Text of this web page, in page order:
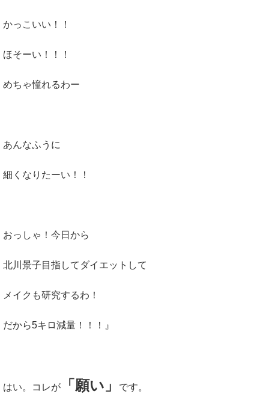
かっこいい！！
ほそーい！！！
めちゃ憧れるわー
あんなふうに
細くなりたーい！！
おっしゃ！今日から
北川景子目指してダイエットして
メイクも研究するわ！
だから5キロ減量！！！』
はい。コレが 「願い」 です。